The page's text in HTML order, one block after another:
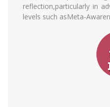
reflection,particularly in
levels such asMeta-